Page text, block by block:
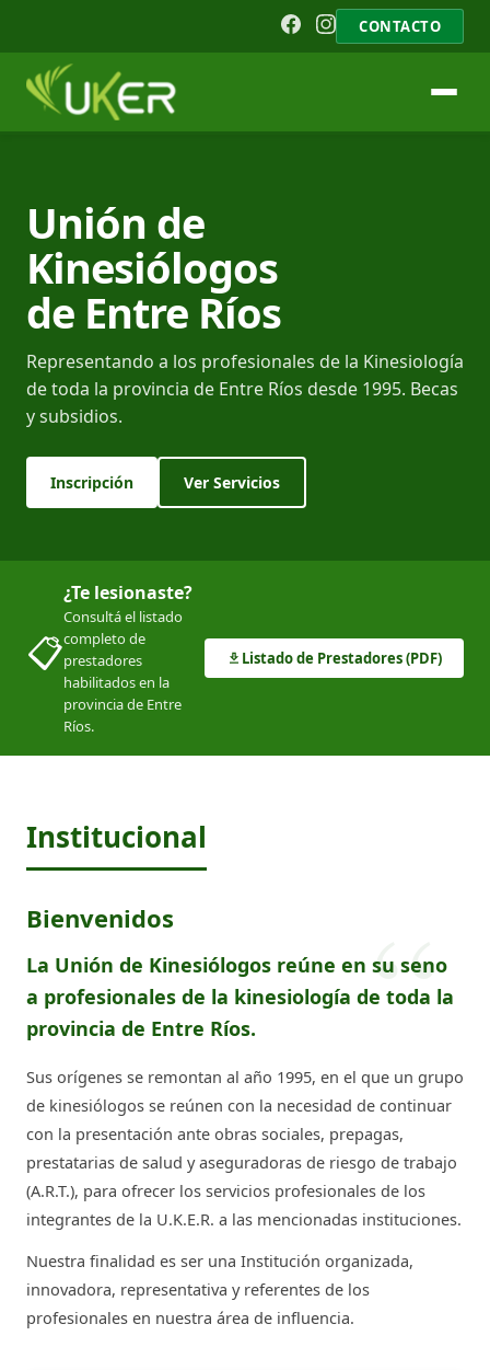
CONTACTO
Unión de
Kinesiólogos
de Entre Ríos
Representando a los profesionales de la Kinesiología
de toda la provincia de Entre Ríos desde 1995. Becas
y subsidios.
Inscripción Ver Servicios
📋
¿Te lesionaste?
Consultá el listado
completo de
prestadores
habilitados en la
provincia de Entre
Ríos.
Listado de Prestadores (PDF)
Institucional
Bienvenidos
La Unión de Kinesiólogos reúne en su seno
a profesionales de la kinesiología de toda la
provincia de Entre Ríos.
Sus orígenes se remontan al año 1995, en el que un grupo
de kinesiólogos se reúnen con la necesidad de continuar
con la presentación ante obras sociales, prepagas,
prestatarias de salud y aseguradoras de riesgo de trabajo
(A.R.T.), para ofrecer los servicios profesionales de los
integrantes de la U.K.E.R. a las mencionadas instituciones.
Nuestra finalidad es ser una Institución organizada,
innovadora, representativa y referentes de los
profesionales en nuestra área de influencia.